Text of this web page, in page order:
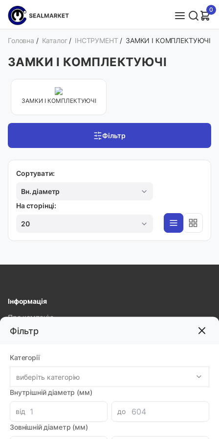
0
Фільтр
Категорії
виберіть категорію
Внутрішній діаметр (мм)
від
до
Зовнішній діаметр (мм)
Головна / Каталог / ІНСТРУМЕНТ / ЗАМКИ І КОМПЛЕКТУЮЧІ
ЗАМКИ І КОМПЛЕКТУЮЧІ
ЗАМКИ І КОМПЛЕКТУЮЧІ
Фільтр
Сортувати:
Вн. діаметр
На сторінці:
20
Інформація
Про компанію
Доставка і оплата
Політика конфіденційності
Популярні категорії
Контакти
Волинська обл. с. Рованці, вул. Тополева, 40